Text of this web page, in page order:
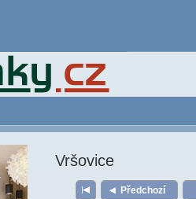
Vršovice
Předchozí